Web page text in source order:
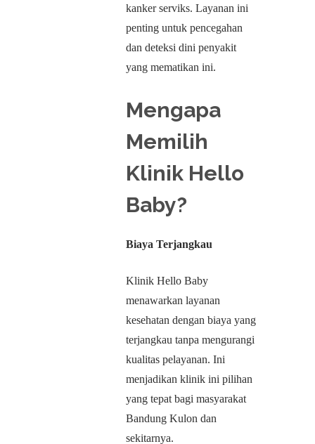
kanker serviks. Layanan ini
penting untuk pencegahan
dan deteksi dini penyakit
yang mematikan ini.
Mengapa
Memilih
Klinik Hello
Baby?
Biaya Terjangkau
Klinik Hello Baby
menawarkan layanan
kesehatan dengan biaya yang
terjangkau tanpa mengurangi
kualitas pelayanan. Ini
menjadikan klinik ini pilihan
yang tepat bagi masyarakat
Bandung Kulon dan
sekitarnya.